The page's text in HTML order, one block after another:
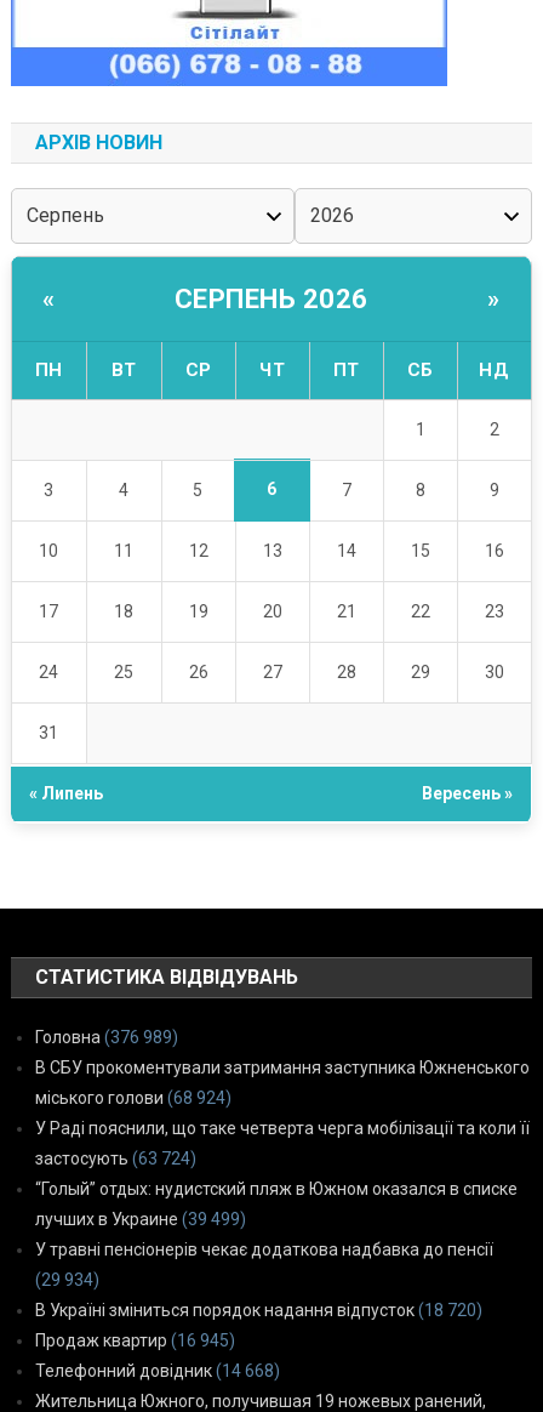
АРХІВ НОВИН
« СЕРПЕНЬ 2026 »
ПН ВТ СР ЧТ ПТ СБ НД
1 2
3 4 5 6 7 8 9
10 11 12 13 14 15 16
17 18 19 20 21 22 23
24 25 26 27 28 29 30
31
« Липень Вересень »
СТАТИСТИКА ВІДВІДУВАНЬ
Головна (376 989)
В СБУ прокоментували затримання заступника Южненського
міського голови (68 924)
У Раді пояснили, що таке четверта черга мобілізації та коли її
застосують (63 724)
“Голый” отдых: нудистский пляж в Южном оказался в списке
лучших в Украине (39 499)
У травні пенсіонерів чекає додаткова надбавка до пенсії
(29 934)
В Україні зміниться порядок надання відпусток(18 720)
Продаж квартир (16 945)
Телефонний довідник(14 668)
Жительница Южного, получившая 19 ножевых ранений,